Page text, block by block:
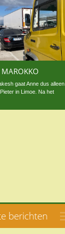
gaat Anne dus alleen
in Limoe. Na het
berichten